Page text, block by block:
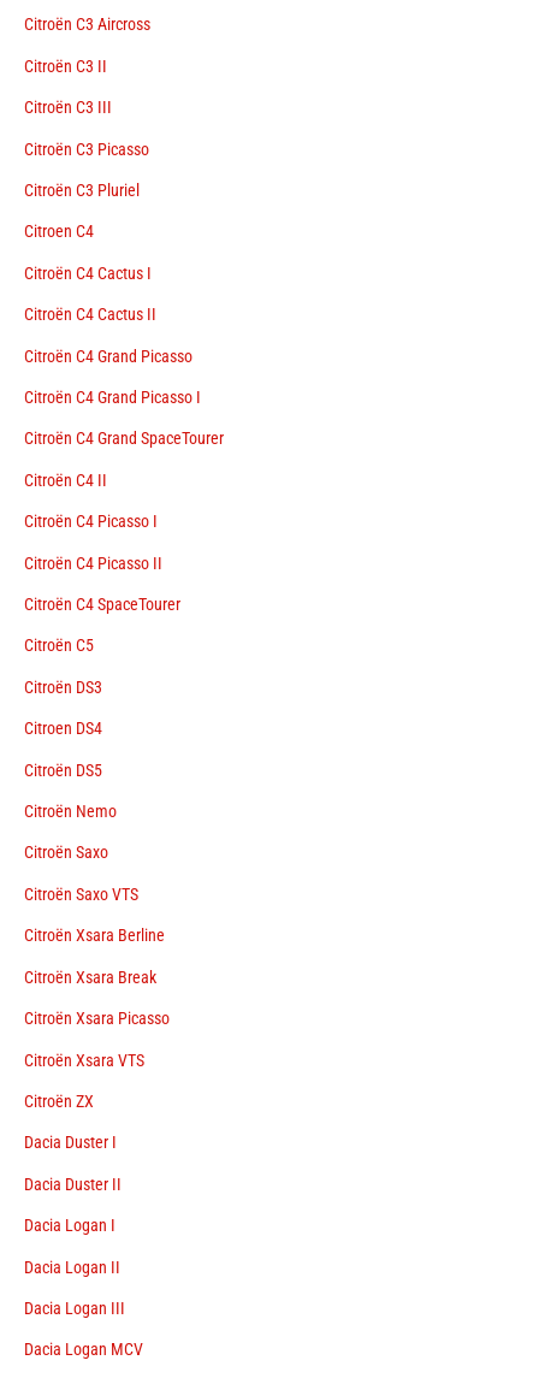
Citroën C3 Aircross
Citroën C3 II
Citroën C3 III
Citroën C3 Picasso
Citroën C3 Pluriel
Citroen C4
Citroën C4 Cactus I
Citroën C4 Cactus II
Citroën C4 Grand Picasso
Citroën C4 Grand Picasso I
Citroën C4 Grand SpaceTourer
Citroën C4 II
Citroën C4 Picasso I
Citroën C4 Picasso II
Citroën C4 SpaceTourer
Citroën C5
Citroën DS3
Citroen DS4
Citroën DS5
Citroën Nemo
Citroën Saxo
Citroën Saxo VTS
Citroën Xsara Berline
Citroën Xsara Break
Citroën Xsara Picasso
Citroën Xsara VTS
Citroën ZX
Dacia Duster I
Dacia Duster II
Dacia Logan I
Dacia Logan II
Dacia Logan III
Dacia Logan MCV